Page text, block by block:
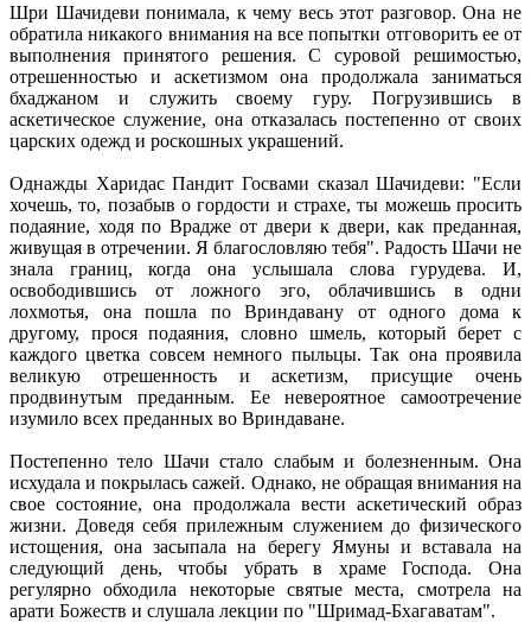
Шри Шачидеви понимала, к чему весь этот разговор. Она не
обратила никакого внимания на все попытки отговорить ее от
выполнения принятого решения. С суровой решимостью,
отрешенностью и аскетизмом она продолжала заниматься
бхаджаном и служить своему гуру. Погрузившись в
аскетическое служение, она отказалась постепенно от своих
царских одежд и роскошных украшений.
Однажды Харидас Пандит Госвами сказал Шачидеви: "Если
хочешь, то, позабыв о гордости и страхе, ты можешь просить
подаяние, ходя по Врадже от двери к двери, как преданная,
живущая в отречении. Я благословляю тебя". Радость Шачи не
знала границ, когда она услышала слова гурудева. И,
освободившись от ложного эго, облачившись в одни
лохмотья, она пошла по Вриндавану от одного дома к
другому, прося подаяния, словно шмель, который берет с
каждого цветка совсем немного пыльцы. Так она проявила
великую отрешенность и аскетизм, присущие очень
продвинутым преданным. Ее невероятное самоотречение
изумило всех преданных во Вриндаване.
Постепенно тело Шачи стало слабым и болезненным. Она
исхудала и покрылась сажей. Однако, не обращая внимания на
свое состояние, она продолжала вести аскетический образ
жизни. Доведя себя прилежным служением до физического
истощения, она засыпала на берегу Ямуны и вставала на
следующий день, чтобы убрать в храме Господа. Она
регулярно обходила некоторые святые места, смотрела на
арати Божеств и слушала лекции по "Шримад-Бхагаватам".